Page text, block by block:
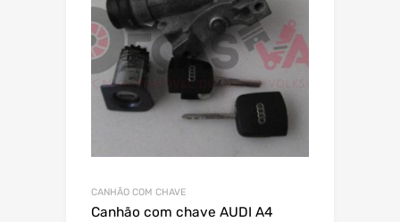
CANHÃO COM CHAVE
Canhão com chave AUDI A4